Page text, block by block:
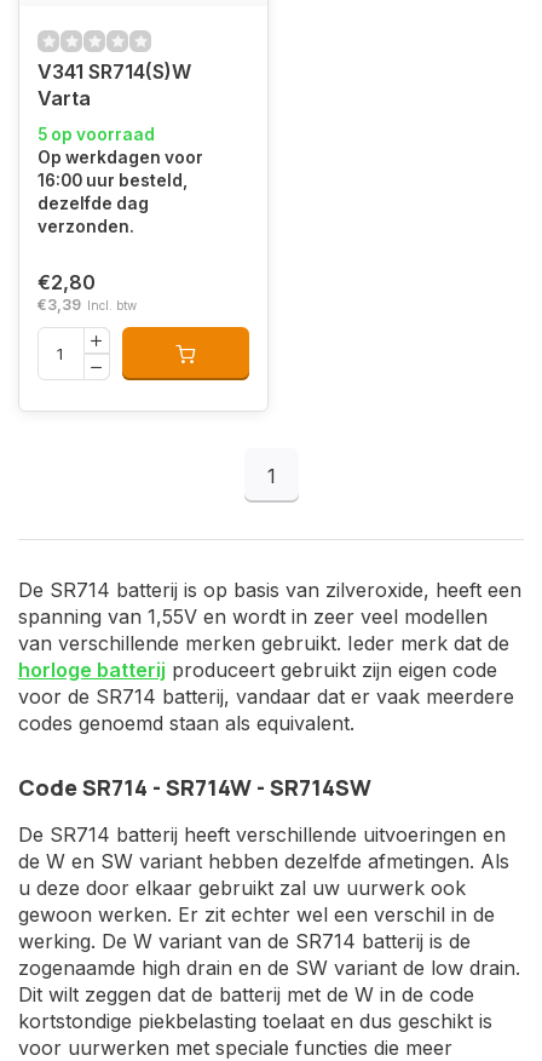
V341 SR714(S)W
Varta
5 op voorraad
Op werkdagen voor
16:00 uur besteld,
dezelfde dag
verzonden.
€2,80
€3,39 Incl. btw
1
De SR714 batterij is op basis van zilveroxide, heeft een
spanning van 1,55V en wordt in zeer veel modellen
van verschillende merken gebruikt. Ieder merk dat de
horloge batterij produceert gebruikt zijn eigen code
voor de SR714 batterij, vandaar dat er vaak meerdere
codes genoemd staan als equivalent.
Code SR714 - SR714W - SR714SW
De SR714 batterij heeft verschillende uitvoeringen en
de W en SW variant hebben dezelfde afmetingen. Als
u deze door elkaar gebruikt zal uw uurwerk ook
gewoon werken. Er zit echter wel een verschil in de
werking. De W variant van de SR714 batterij is de
zogenaamde high drain en de SW variant de low drain.
Dit wilt zeggen dat de batterij met de W in de code
kortstondige piekbelasting toelaat en dus geschikt is
voor uurwerken met speciale functies die meer